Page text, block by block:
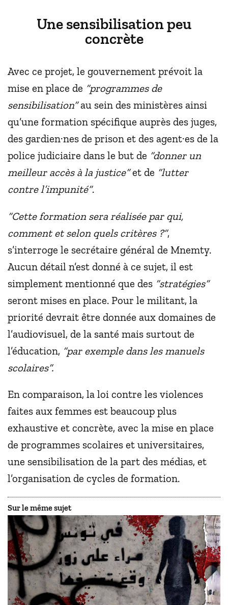
Une sensibilisation peu
concrète
Avec ce projet, le gouvernement prévoit la
mise en place de “programmes de
sensibilisation”au sein des ministères ainsi
qu’une formation spécifique auprès des juges,
des gardien·nes de prison et des agent·es de la
police judiciaire dans le but de “donner un
meilleur accès à la justice”et de “lutter
contre l’impunité”.
“Cette formation sera réalisée par qui,
comment et selon quels critères ?”,
s’interroge le secrétaire général de Mnemty.
Aucun détail n’est donné à ce sujet, il est
simplement mentionné que des “stratégies”
seront mises en place. Pour le militant, la
priorité devrait être donnée aux domaines de
l’audiovisuel, de la santé mais surtout de
l’éducation, “par exemple dans les manuels
scolaires”.
En comparaison, la loi contre les violences
faites aux femmes est beaucoup plus
exhaustive et concrète, avec la mise en place
de programmes scolaires et universitaires,
une sensibilisation de la part des médias, et
l’organisation de cycles de formation.
Sur le même sujet